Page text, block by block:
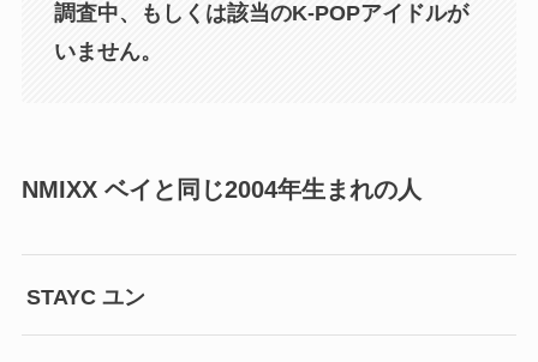
調査中、もしくは該当のK-POPアイドルが
いません。
NMIXX ベイと同じ2004年生まれの人
STAYC ユン